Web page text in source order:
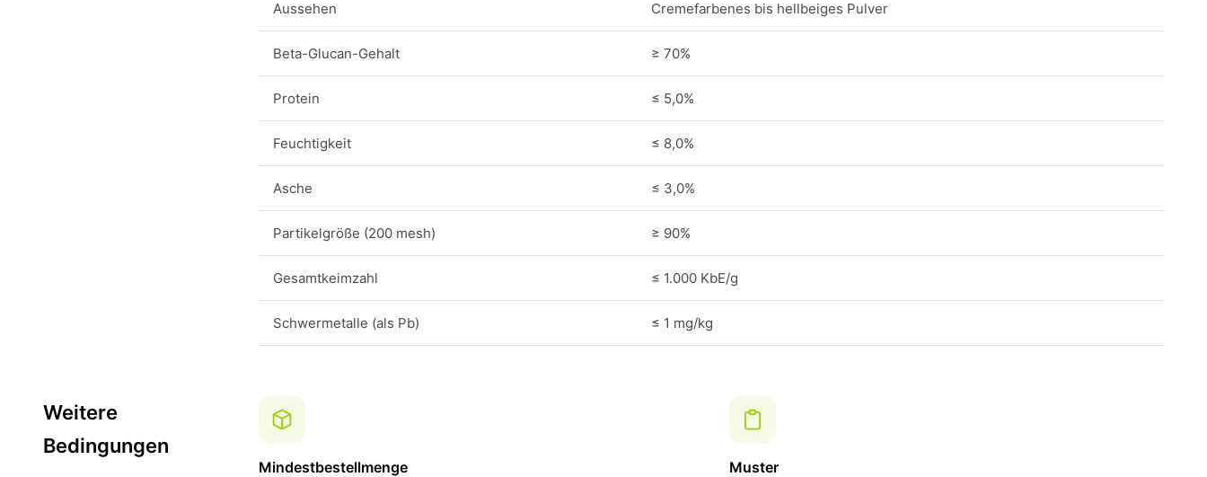
Aussehen Cremefarbenes bis hellbeiges Pulver
Beta-Glucan-Gehalt ≥ 70%
Protein ≤ 5,0%
Feuchtigkeit ≤ 8,0%
Asche ≤ 3,0%
Partikelgröße (200 mesh) ≥ 90%
Gesamtkeimzahl ≤ 1.000 KbE/g
Schwermetalle (als Pb) ≤ 1 mg/kg
Weitere
Bedingungen
Mindestbestellmenge Muster